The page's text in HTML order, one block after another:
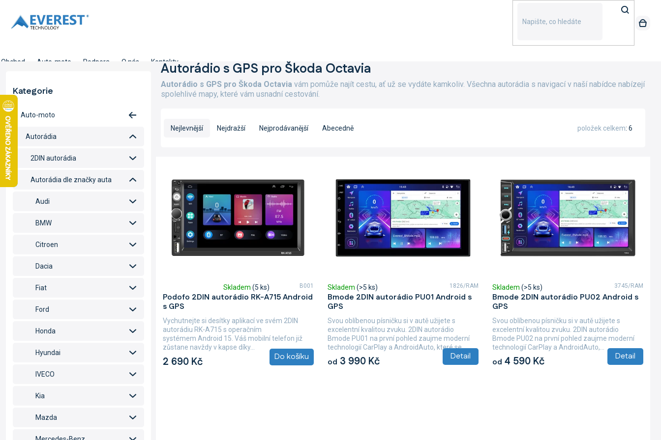
obsah
Obchod Auto-moto Podpora O nás Kontakty
t
r
a
n
n
í
p
a
n
Přeskočit
kategorie
Kategorie
Auto-moto
Autorádia
2DIN autorádia
Autorádia dle značky auta
Audi
BMW
Citroen
Dacia
Fiat
Ford
Honda
Hyundai
IVECO
Kia
Mazda
Autorádio s GPS pro Škoda Octavia
Autorádio s GPS pro Škoda Octavia vám pomůže najít cestu, ať už se vydáte kamkoliv. Všechna autorádia s navigací v naší nabídce nabízejí
spolehlivé mapy, které vám usnadní cestování.
Nejlevnější Nejdražší Nejprodávanější Abecedně 6
položek celkem
ů
Podofo 2DIN autorádio RK-A715 Android
s GPS
hodnocení
produktu
je
4,7
z
5
Skladem (5 ks)
2 690 Kč Do košíku
Vychutnejte si desítky aplikací ve svém 2DIN
autorádiu RK-A715 s operačním
systémem Android 15. Váš mobilní telefon již
zůstane navždy v kapse díky...
B001
Bmode 2DIN autorádio PU01 Android s
GPS
Skladem (>5 ks)
od 3 990 Kč Detail
Svou oblíbenou písničku si v autě užijete s
excelentní kvalitou zvuku. 2DIN autorádio
Bmode PU01 na první pohled zaujme moderní
technologií CarPlay a AndroidAuto, které se...
1826/RAM
Bmode 2DIN autorádio PU02 Android s
GPS
Skladem (>5 ks)
od 4 590 Kč Detail
Svou oblíbenou písničku si v autě užijete s
excelentní kvalitou zvuku. 2DIN autorádio
Bmode PU02 na první pohled zaujme moderní
technologií CarPlay a AndroidAuto,...
3745/RAM